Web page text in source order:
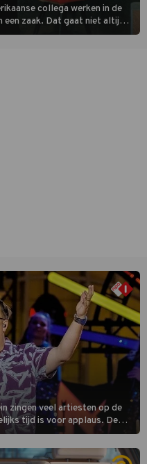
collega werken in de
een zaak. Dat gaat niet altijd
zingen veel artiesten op de
tijd is voor applaus. De
René Froger en
zijn hit Zwoele Zomernachten.